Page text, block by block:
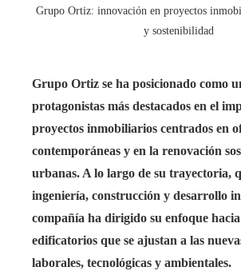
Grupo Ortiz: innovación en proyectos
y sostenibilidad
Grupo Ortiz se ha posicionado como
protagonistas más destacados en el
proyectos inmobiliarios centrados en
contemporáneas y en la renovación
urbanas. A lo largo de su trayectoria,
ingeniería, construcción y desarrollo
compañía ha dirigido su enfoque
edificatorios que se ajustan a las
laborales, tecnológicas y ambientales.